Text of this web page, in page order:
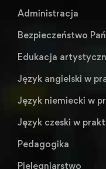
Administracja
Bezpieczeństwo
Edukacja
Język angielski w
Język niemiecki w
Język czeski w
Pedagogika
Pielęgniarstwo